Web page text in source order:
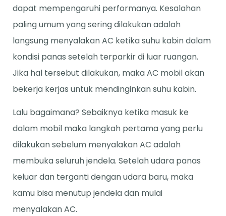
dapat mempengaruhi performanya. Kesalahan
paling umum yang sering dilakukan adalah
langsung menyalakan AC ketika suhu kabin dalam
kondisi panas setelah terparkir di luar ruangan.
Jika hal tersebut dilakukan, maka AC mobil akan
bekerja kerjas untuk mendinginkan suhu kabin.
Lalu bagaimana? Sebaiknya ketika masuk ke
dalam mobil maka langkah pertama yang perlu
dilakukan sebelum menyalakan AC adalah
membuka seluruh jendela. Setelah udara panas
keluar dan terganti dengan udara baru, maka
kamu bisa menutup jendela dan mulai
menyalakan AC.